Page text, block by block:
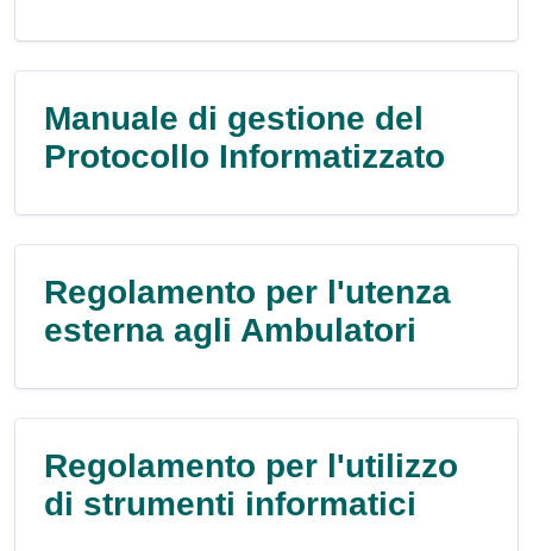
Manuale di gestione del
Protocollo Informatizzato
Regolamento per l'utenza
esterna agli Ambulatori
Regolamento per l'utilizzo
di strumenti informatici